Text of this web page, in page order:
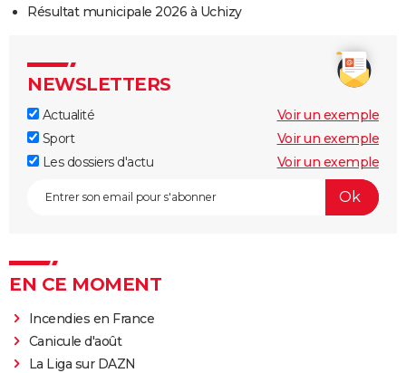
Résultat municipale 2026 à Uchizy
NEWSLETTERS
Actualité
Voir un exemple
Sport
Voir un exemple
Les dossiers d'actu
Voir un exemple
EN CE MOMENT
Incendies en France
Canicule d'août
La Liga sur DAZN